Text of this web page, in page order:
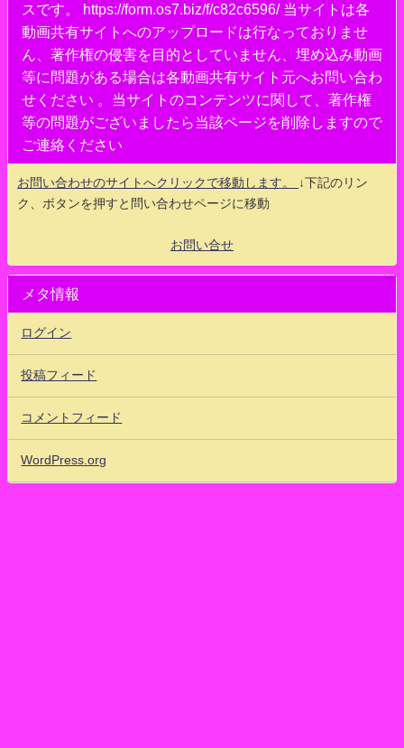
スです。 https://form.os7.biz/f/c82c6596/ 当サイトは各
動画共有サイトへのアップロードは行なっておりませ
ん、著作権の侵害を目的としていません、埋め込み動画
等に問題がある場合は各動画共有サイト元へお問い合わ
せください 。当サイトのコンテンツに関して、著作権
等の問題がございましたら当該ページを削除しますので
ご連絡ください
お問い合わせのサイトへクリックで移動します。
↓下記のリン
ク、ボタンを押すと問い合わせページに移動
お問い合せ
メタ情報
ログイン
投稿フィード
コメントフィード
WordPress.org